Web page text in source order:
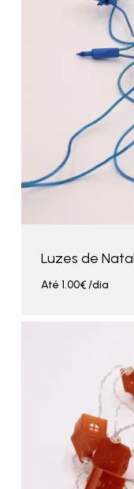
Luzes de
Até 1.00€/dia